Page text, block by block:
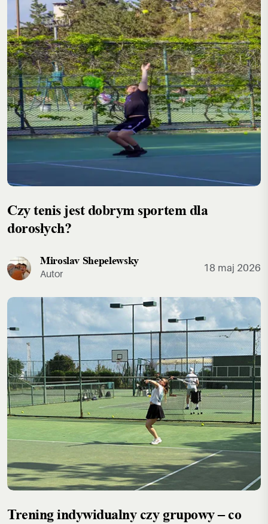
Czy tenis jest dobrym sportem dla
dorosłych?
Miroslav Shepelewsky
Autor
18 maj 2026
Trening indywidualny czy grupowy – co